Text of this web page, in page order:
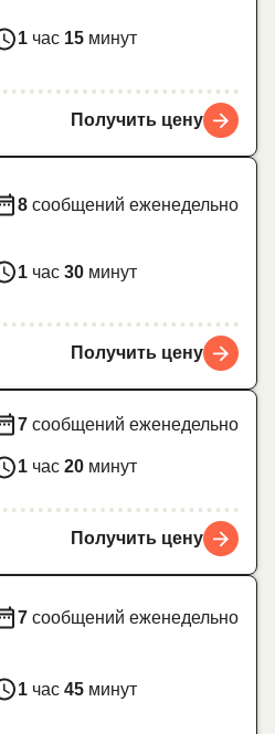
1 час 15 минут
Получить цену
8 сообщений еженедельно
1 час 30 минут
Получить цену
7 сообщений еженедельно
1 час 20 минут
Получить цену
7 сообщений еженедельно
1 час 45 минут